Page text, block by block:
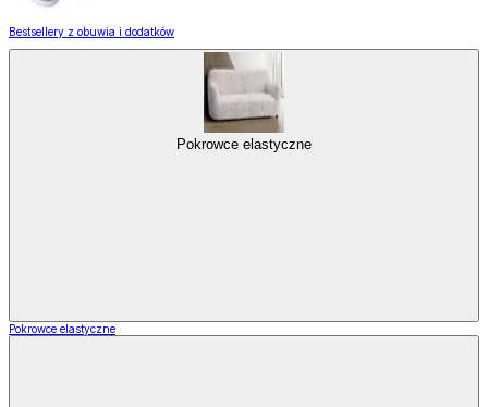
Bestsellery z obuwia i dodatków
Pokrowce elastyczne
Pokrowce elastyczne